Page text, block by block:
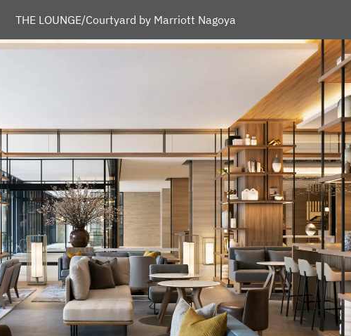
THE LOUNGE/Courtyard by Marriott Nagoya